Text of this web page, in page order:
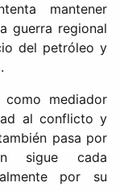
mantener
guerra regional
del petróleo y
mediador
al conflicto y
pasa por
sigue cada
por su